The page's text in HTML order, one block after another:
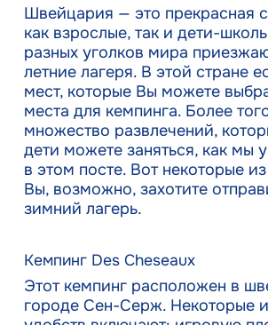
Швейцария — это прекрасная
как взрослые, так и дети-
разных уголков мира
летние лагеря. В этой стране
мест, которые Вы можете
места для кемпинга. Более
множество развлечений,
дети можете заняться, как мы
в этом посте. Вот некоторые
Вы, возможно, захотите
зимний лагерь.
Кемпинг Des Cheseaux
Этот кемпинг расположен в
городе Сен-Серж. Некоторые